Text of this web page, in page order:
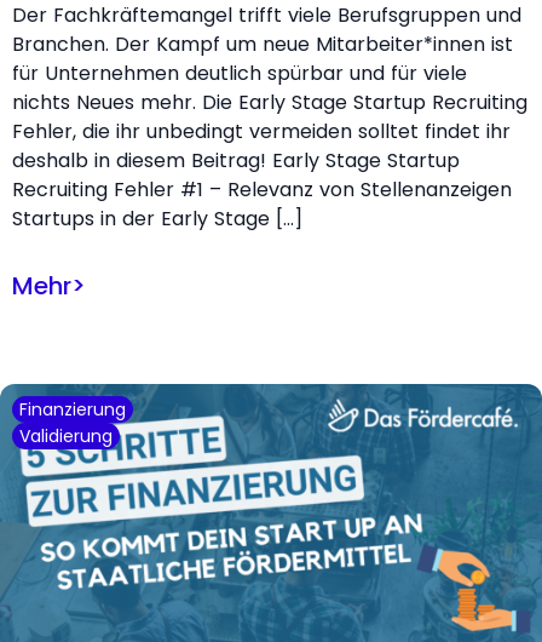
Der Fachkräftemangel trifft viele Berufsgruppen und
Branchen. Der Kampf um neue Mitarbeiter*innen ist
für Unternehmen deutlich spürbar und für viele
nichts Neues mehr. Die Early Stage Startup Recruiting
Fehler, die ihr unbedingt vermeiden solltet findet ihr
deshalb in diesem Beitrag! Early Stage Startup
Recruiting Fehler #1 – Relevanz von Stellenanzeigen
Startups in der Early Stage […]
Mehr>
Finanzierung
Validierung